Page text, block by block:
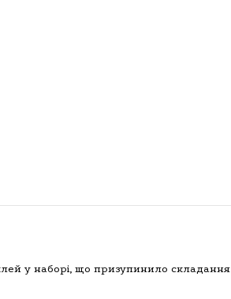
у наборі, що призупинило складання